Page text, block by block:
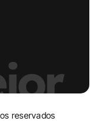
reservados